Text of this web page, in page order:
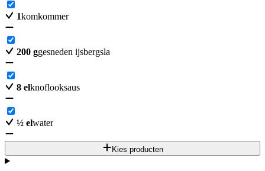
1komkommer
200 ggesneden ijsbergsla
8 elknoflooksaus
½ elwater
Kies producten